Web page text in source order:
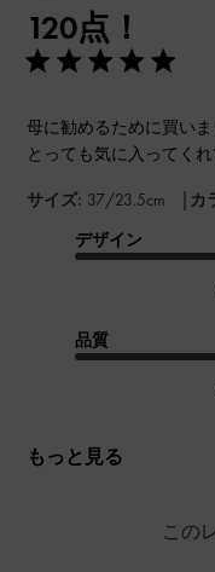
120点！
母に勧めるために買いま
とっても気に入ってく
サイズ: 37/23.5cm | カ
デザイン
品質
もっと見る
この